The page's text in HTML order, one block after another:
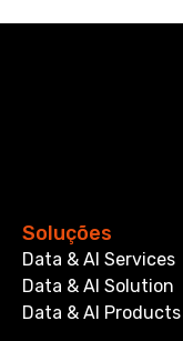
Soluções
Data & AI Services
Data & AI Solution
Data & AI Products